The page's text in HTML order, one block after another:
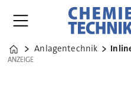
Home
Anlagentechnik
ANZEIGE
ANZEIGE